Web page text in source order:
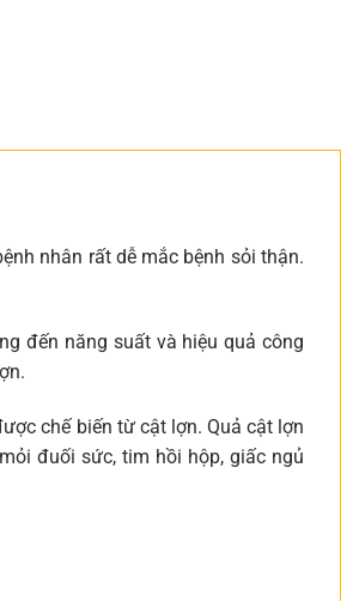
nhân rất dễ mắc bệnh sỏi thận.
đến năng suất và hiệu quả công
chế biến từ cật lợn. Quả cật lợn
đuối sức, tim hồi hộp, giấc ngủ